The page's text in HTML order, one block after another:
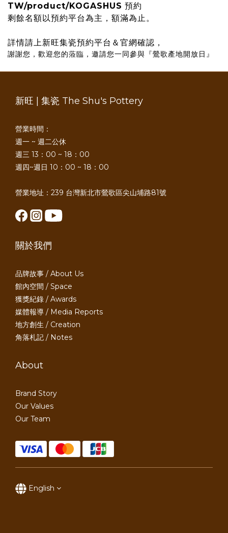
TW/product/KOGASHUS 預約
剩餘名額以預約平台為主，額滿為止。
詳情請上新旺集瓷預約平台＆官網確認，
謝謝您，歡迎您的蒞臨，邀請您一同參與『鶯歌產地開放日』
新旺 | 集瓷 The Shu's Pottery
營業時間：
週一 ~ 週二公休
週三 13：00 ~ 18：00
週四~週日 10：00 ~ 18：00
營業地址：239 台灣新北市鶯歌區尖山埔路81號
關於我們
品牌故事 / About Us
館內空間 / Space
獲獎紀錄 / Awards
媒體報導 / Media Reports
地方創生 / Creation
角落札記 / Notes
About
Brand Story
Our Values
Our Team
English